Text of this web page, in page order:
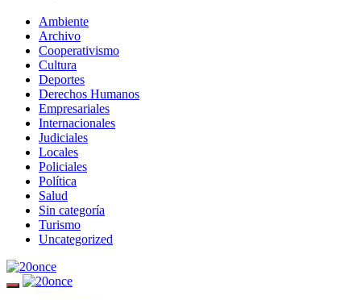
Ambiente
Archivo
Cooperativismo
Cultura
Deportes
Derechos Humanos
Empresariales
Internacionales
Judiciales
Locales
Policiales
Política
Salud
Sin categoría
Turismo
Uncategorized